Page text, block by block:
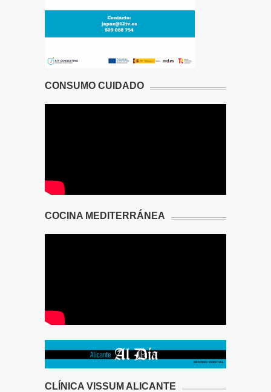
CONSUMO CUIDADO
COCINA MEDITERRÁNEA
CLÍNICA VISSUM ALICANTE